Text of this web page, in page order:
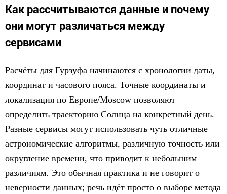
Как рассчитываются данные и почему
они могут различаться между
сервисами
Расчёты для Гурзуфа начинаются с хронологии даты,
координат и часового пояса. Точные координаты и
локализация по Европе/Moscow позволяют
определить траекторию Солнца на конкретный день.
Разные сервисы могут использовать чуть отличные
астрономические алгоритмы, различную точность или
округление времени, что приводит к небольшим
различиям. Это обычная практика и не говорит о
неверности данных; речь идёт просто о выборе метода